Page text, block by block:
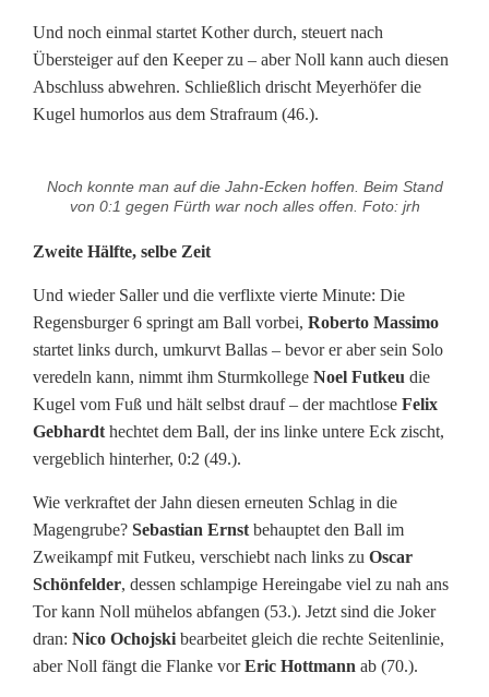
Und noch einmal startet Kother durch, steuert nach
Übersteiger auf den Keeper zu – aber Noll kann auch diesen
Abschluss abwehren. Schließlich drischt Meyerhöfer die
Kugel humorlos aus dem Strafraum (46.).
Noch konnte man auf die Jahn-Ecken hoffen. Beim Stand
von 0:1 gegen Fürth war noch alles offen. Foto: jrh
Zweite Hälfte, selbe Zeit
Und wieder Saller und die verflixte vierte Minute: Die
Regensburger 6 springt am Ball vorbei, Roberto Massimo
startet links durch, umkurvt Ballas – bevor er aber sein Solo
veredeln kann, nimmt ihm Sturmkollege Noel Futkeu die
Kugel vom Fuß und hält selbst drauf – der machtlose Felix
Gebhardt hechtet dem Ball, der ins linke untere Eck zischt,
vergeblich hinterher, 0:2 (49.).
Wie verkraftet der Jahn diesen erneuten Schlag in die
Magengrube? Sebastian Ernst behauptet den Ball im
Zweikampf mit Futkeu, verschiebt nach links zu Oscar
Schönfelder, dessen schlampige Hereingabe viel zu nah ans
Tor kann Noll mühelos abfangen (53.). Jetzt sind die Joker
dran: Nico Ochojski bearbeitet gleich die rechte Seitenlinie,
aber Noll fängt die Flanke vorEric Hottmann ab (70.).